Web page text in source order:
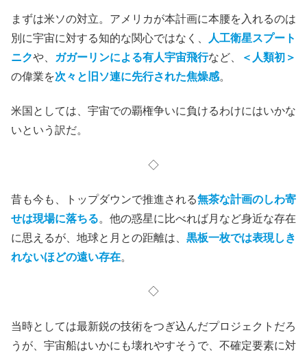
まずは米ソの対立。アメリカが本計画に本腰を入れるのは
別に宇宙に対する知的な関心ではなく、
人工衛星スプート
ニクや、 ガガーリンによる有人宇宙飛行など、
＜人類初＞
の偉業を次々と旧ソ連に先行された焦燥感。
米国としては、宇宙での覇権争いに負けるわけにはいかな
いという訳だ。
◇
昔も今も、トップダウンで推進される無茶な計画のしわ寄
せは現場に落ちる。他の惑星に比べれば月など身近な存在
に思えるが、地球と月との距離は、 黒板一枚では表現しき
れないほどの遠い存在。
◇
当時としては最新鋭の技術をつぎ込んだプロジェクトだろ
うが、宇宙船はいかにも壊れやすそうで、不確定要素に対